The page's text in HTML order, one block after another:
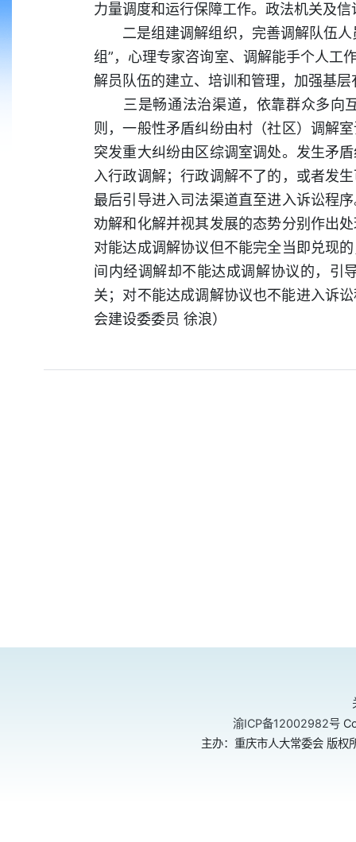
力量调度和运行保障工作。政法机关及
二是组建调解组织，完善调解队伍人
组”，心理专家咨询室、调解能手个人工
解员队伍的建立、培训和管理，加强基
三是畅通法治渠道，依靠群众多向互
则，一般性矛盾纠纷由村（社区）调解
突发重大纠纷由区综调室调处。发生矛
入行政调解；行政调解不了的，或者发
最后引导进入司法渠道直至进入诉讼程
劝解和化解并视其发展的态势分别作出
对能达成调解协议但不能完全当即兑现
间内经调解却不能达成调解协议的，引
关；对不能达成调解协议也不能进入诉
会建设委委员 徐浪）
渝ICP备12002982号
主办：重庆市人大常委会 版